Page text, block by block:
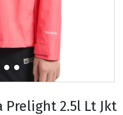
Prelight 2.5l Lt Jkt